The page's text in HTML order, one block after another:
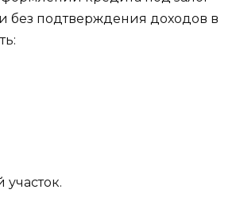
без подтверждения доходов в